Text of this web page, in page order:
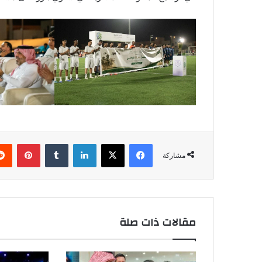
مشاركة
فيسبوك ‫X لينكدإن ‏Tumblr
مقالات ذات صلة